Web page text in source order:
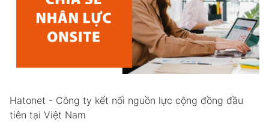
Hatonet - Công ty kết nối nguồn lực cộng đồng đầu
tiên tại Việt Nam